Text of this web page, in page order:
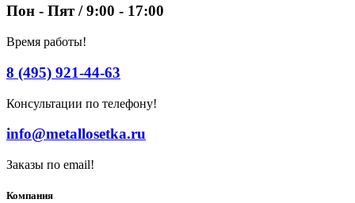
Пон - Пят / 9:00 - 17:00
Время работы!
8 (495) 921-44-63
Консультации по телефону!
info@metallosetka.ru
Заказы по email!
Компания